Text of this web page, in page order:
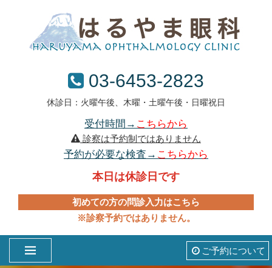
03-6453-2823
休診日：火曜午後、木曜・土曜午後・日曜祝日
受付時間→ こちらから
診察は予約制ではありません
予約が必要な検査→ こちらから
本日は休診日です
初めての方の問診入力はこちら
※診察予約ではありません。
ご予約について